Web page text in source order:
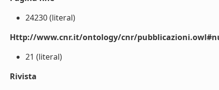
24230 (literal)
Http://www.cnr.it/ontology/cnr/
21 (literal)
Rivista